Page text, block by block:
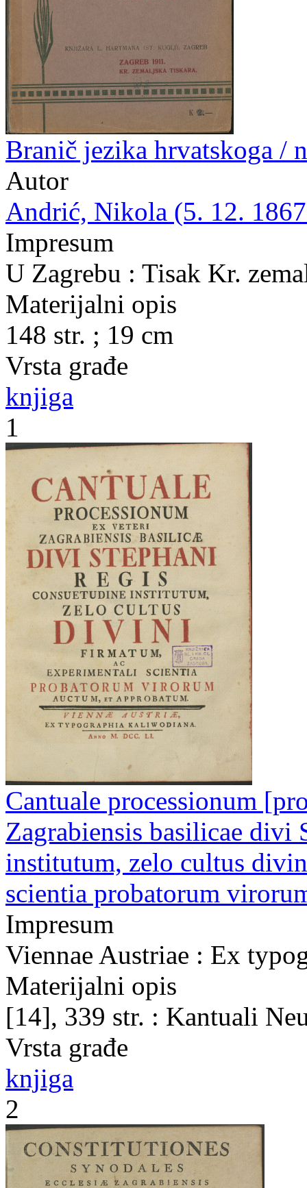
Branič jezika hrvatskoga /
Autor
Andrić, Nikola (5. 12.
Impresum
U Zagrebu : Tisak Kr.
Materijalni opis
148 str. ; 19 cm
Vrsta građe
knjiga
1
Cantuale processionum
Zagrabiensis basilicae divi
institutum, zelo cultus
scientia probatorum
Impresum
Viennae Austriae : Ex
Materijalni opis
[14], 339 str. : Kantuali
Vrsta građe
knjiga
2